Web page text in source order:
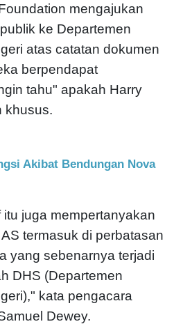
mengajukan
ke Departemen
atas catatan dokumen
berpendapat
tahu" apakah Harry
khusus.
Akibat Bendungan Nova
juga mempertanyakan
termasuk di perbatasan
yang sebenarnya terjadi
DHS (Departemen
kata pengacara
Dewey.